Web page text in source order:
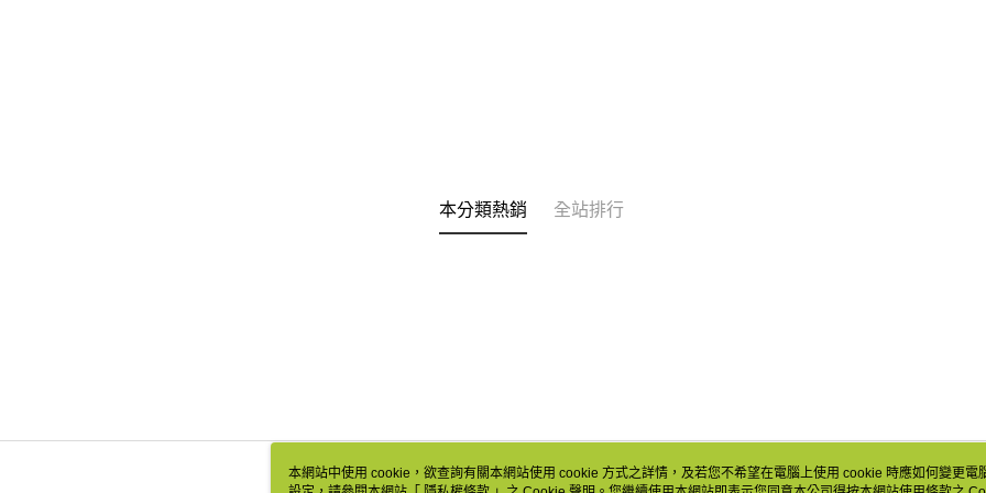
本分類熱銷 全站排行
本網站中使用 cookie，欲查詢有關本網站使用 cookie 方式之詳情，及若您不希望在電腦上使用 cookie 時應如何變更電